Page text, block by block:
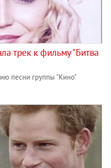
трек к фильму "Битва
песни группы "Кино"